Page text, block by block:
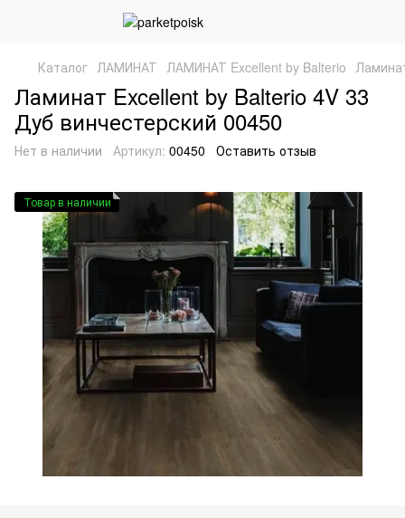
Каталог ЛАМИНАТ ЛАМИНАТ Excellent by Balterio
Ламинат Excellent by Balterio 4V 33
Дуб винчестерский 00450
Нет в наличии Артикул: 00450 Оставить отзыв
Товар в наличии